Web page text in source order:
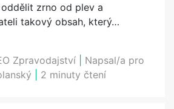
zrno od plev a
takový obsah, který…
Zpravodajství
Napsal/a pro
2 minuty čtení